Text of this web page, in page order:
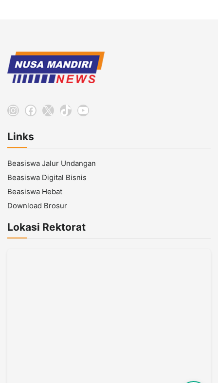
Instagram
Facebook
X TikTokYouTube
Links
Beasiswa Jalur Undangan
Beasiswa Digital Bisnis
Beasiswa Hebat
Download Brosur
Lokasi Rektorat